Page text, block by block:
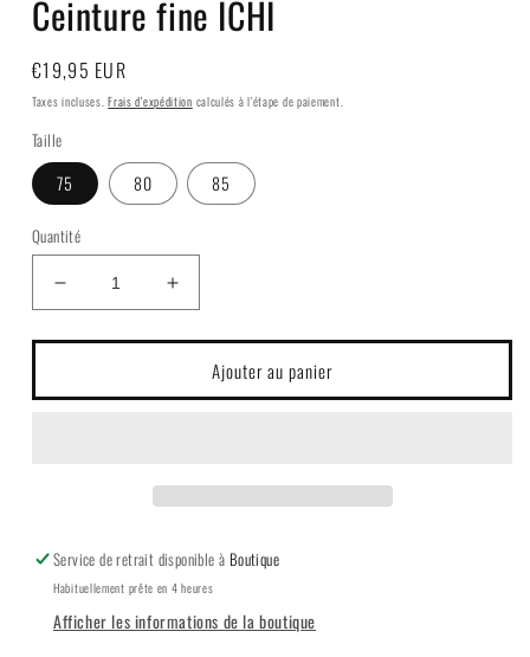
fenêtre
modale
Ceinture fine ICHI
Prix
habituel
€19,95 EUR
Taxes incluses.Frais d'expédition calculés à l'étape de paiement.
Taille
75 80 85
Quantité
Réduire
la
quantité
Ceinture
Augmenter
la
quantité
Ceinture
Ajouter au panier
Service de retrait disponible à Boutique
Habituellement prête en 4 heures
Afficher les informations de la boutique